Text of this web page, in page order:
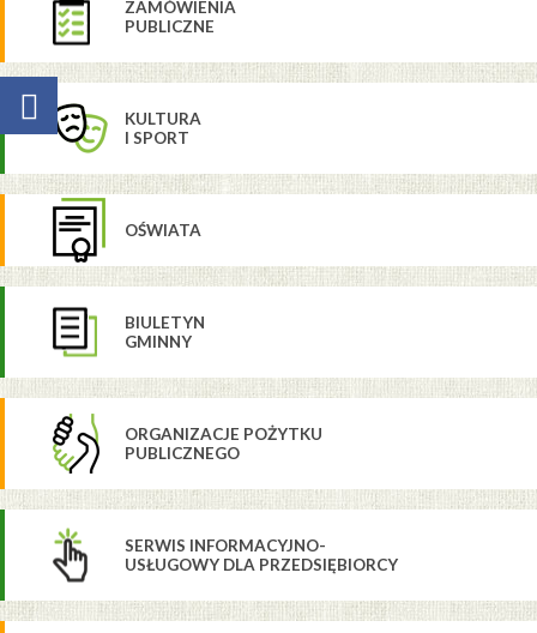
ZAMÓWIENIA
PUBLICZNE
KULTURA
I SPORT
OŚWIATA
BIULETYN
GMINNY
ORGANIZACJE POŻYTKU
PUBLICZNEGO
SERWIS INFORMACYJNO-
USŁUGOWY DLA PRZEDSIĘBIORCY